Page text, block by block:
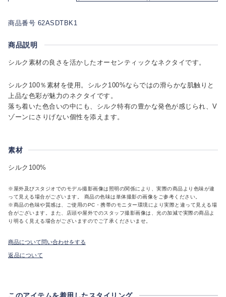
商品番号 62ASDTBK1
商品説明
シルク素材の良さを活かしたオーセンティックなネクタイです。
シルク100％素材を使用。シルク100%ならではの滑らかな肌触りと
上品な色彩が魅力のネクタイです。
落ち着いた色合いの中にも、シルク特有の豊かな発色が感じられ、V
ゾーンにさりげない個性を添えます。
素材
シルク100%
※屋外及びスタジオでのモデル撮影画像は照明の関係により、実際の商品より色味が違
って見える場合がございます。 商品の色味は単体撮影の画像をご参考ください。
※商品の色味や質感は、ご使用のPC・携帯のモニター環境により実際と違って見える場
合がございます。また、店頭や屋外でのスタッフ撮影画像は、光の加減で実際の商品よ
り明るく見える場合がございますのでご了承くださいませ。
商品について問い合わせをする
返品について
このアイテムを着用したスタイリング